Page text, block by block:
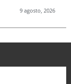
9 agosto, 2026